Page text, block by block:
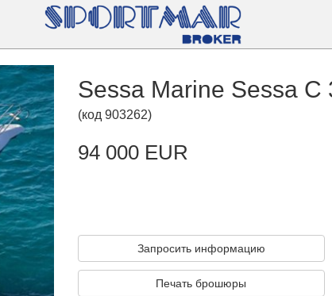
Sessa Marine Sessa C
(код 903262)
94 000 EUR
Запросить информацию
Печать брошюры